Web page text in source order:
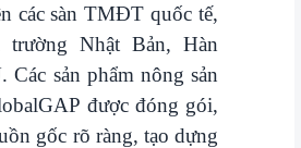
các sàn TMĐT quốc tế,
trường Nhật Bản, Hàn
Các sản phẩm nông sản
được đóng gói,
gốc rõ ràng, tạo dựng